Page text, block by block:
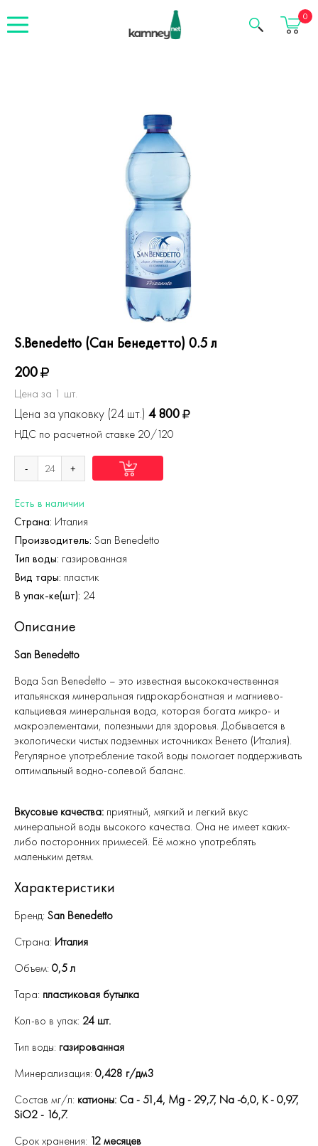
0
Корзина
S.Benedetto (Сан Бенедетто) 0.5 л
200
Цена за 1 шт.
Цена за упаковку (24 шт.) 4 800
НДС по расчетной ставке 20/120
- +
Есть в наличии
Страна: Италия
Производитель: San Benedetto
Тип воды: газированная
Вид тары: пластик
В упак-ке(шт): 24
Описание
San Benedetto
Вода San Benedetto – это известная высококачественная
итальянская минеральная гидрокарбонатная и магниево-
кальциевая минеральная вода, которая богата микро- и
макроэлементами, полезными для здоровья. Добывается в
экологически чистых подземных источниках Венето (Италия).
Регулярное употребление такой воды помогает поддерживать
оптимальный водно-солевой баланс.
Вкусовые качества: приятный, мягкий и легкий вкус
минеральной воды высокого качества. Она не имеет каких-
либо посторонних примесей. Её можно употреблять
маленьким детям.
Характеристики
Бренд: San Benedetto
Страна: Италия
Объем: 0,5 л
Тара: пластиковая бутылка
Кол-во в упак: 24 шт.
Тип воды: газированная
Минерализация: 0,428 г/дм3
Состав мг/л: катионы: Ca - 51,4, Mg - 29,7, Na -6,0, K - 0,97,
SiO2 - 16,7.
Срок хранения: 12 месяцев